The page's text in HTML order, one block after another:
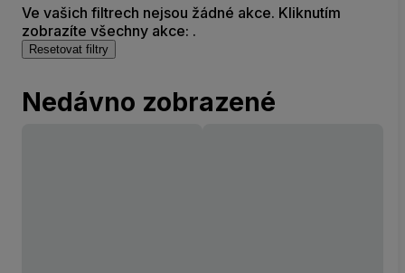
Ve vašich filtrech nejsou žádné akce. Kliknutím
zobrazíte všechny akce: .
Resetovat filtry
Nedávno zobrazené